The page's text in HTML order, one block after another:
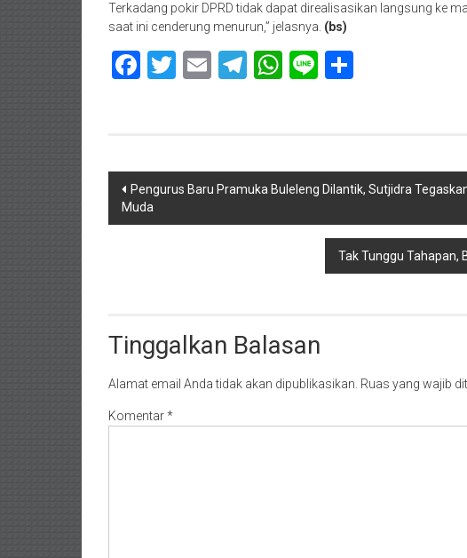
Terkadang pokir DPRD tidak dapat direalisasikan langsung ke
saat ini cenderung menurun,” jelasnya. (bs)
Facebook
Twitter
EmailTelegram
WhatsApp
Line
Navigasi
pos
Pengurus Baru Pramuka Buleleng Dilantik, Sutjidra
Muda
Tak Tunggu Tahapan,
Tinggalkan Balasan
Alamat email Anda tidak akan dipublikasikan. Ruas yang wajib
Komentar*